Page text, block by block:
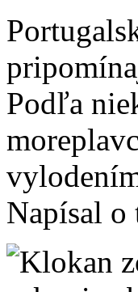
Podľa
Napísal o